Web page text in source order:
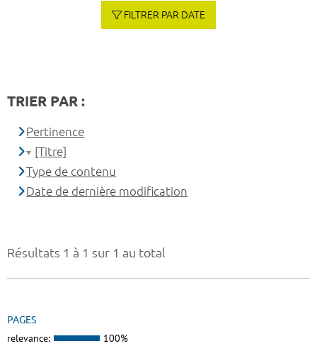
Résultats 1 à 1 sur 1 au total
PAGES
relevance: 100%
FILTRER PAR DATE
TRIER PAR :
Pertinence
[Titre]
Type de contenu
Date de dernière modification